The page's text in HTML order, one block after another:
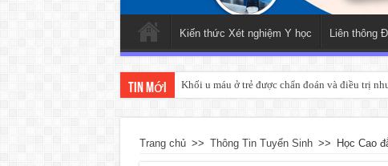
Kiến thức Xét nghiệm Y học Liên thông
Tin mới Khối u máu ở trẻ được chẩn đoán và điều trị
Trang chủ >> Thông Tin Tuyển Sinh >> Học Cao